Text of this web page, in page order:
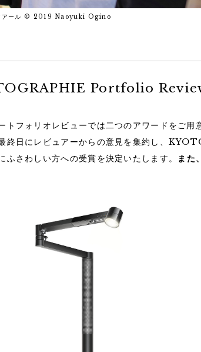
アール © 2019 Naoyuki Ogino
Portfolio
トフォリオレビューでは二つのアワードをご用
終日にレビュアーからの意見を集約し、
ふさわしい方への受賞を決定いたします。 また